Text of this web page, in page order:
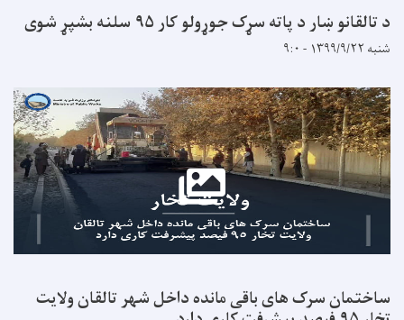
د پاته سړک جوړولو کار ۹۵ سلنه بشپړ شوی
های باقی مانده داخل شهر تالقان ولایت